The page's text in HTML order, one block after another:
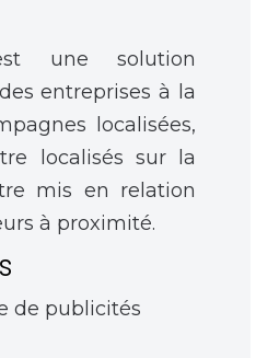
une solution
entreprises à la
localisées,
localisés sur la
mis en relation
à proximité.
de publicités